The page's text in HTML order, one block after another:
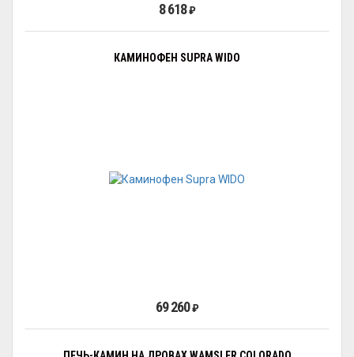
8 618₽
КАМИНОФЕН SUPRA WIDO
69 260₽